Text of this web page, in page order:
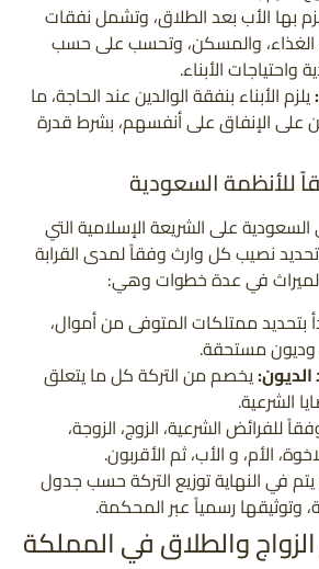
بها الأب بعد الطلاق، وتشمل نفقات
الغذاء، والمسكن، وتحسب على حسب
واحتياجات الأبناء.
يلزم الأبناء بنفقة الوالدين عند الحاجة، ما
على الإنفاق على أنفسهم، بشرط قدرة
للأنظمة السعودية
السعودية على الشريعة الإسلامية التي
نصيب كل وارث وفقاً لمدى القرابة
الميراث في عدة خطوات وهي:
بتحديد ممتلكات المتوفى من أموال،
وديون مستحقة.
يخصم من التركة كل ما يتعلق
الشرعية.
للفرائض الشرعية، الزوج، الزوجة،
الأم، و الأب، ثم الأقربون.
يتم في النهاية توزيع التركة حسب جدول
وتوثيقها رسمياً عبر المحكمة.
والطلاق في المملكة